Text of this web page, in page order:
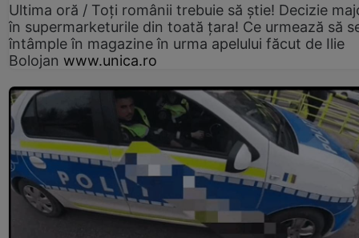
Ultima oră / Toți românii trebuie să știe! Decizie
în supermarketurile din toată țara! Ce urmează să
întâmple în magazine în urma apelului făcut de Ilie
Bolojan www.unica.ro